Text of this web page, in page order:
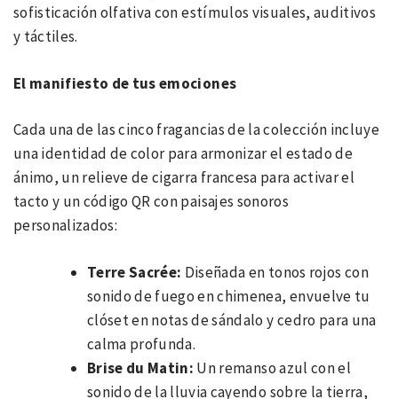
sofisticación olfativa con estímulos visuales, auditivos
y táctiles.
El manifiesto de tus emociones
Cada una de las cinco fragancias de la colección incluye
una identidad de color para armonizar el estado de
ánimo, un relieve de cigarra francesa para activar el
tacto y un código QR con paisajes sonoros
personalizados:
Terre Sacrée: Diseñada en tonos rojos con
sonido de fuego en chimenea, envuelve tu
clóset en notas de sándalo y cedro para una
calma profunda.
Brise du Matin: Un remanso azul con el
sonido de la lluvia cayendo sobre la tierra,